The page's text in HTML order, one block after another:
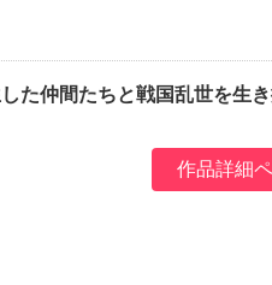
た仲間たちと戦国乱世を生き
作品詳細